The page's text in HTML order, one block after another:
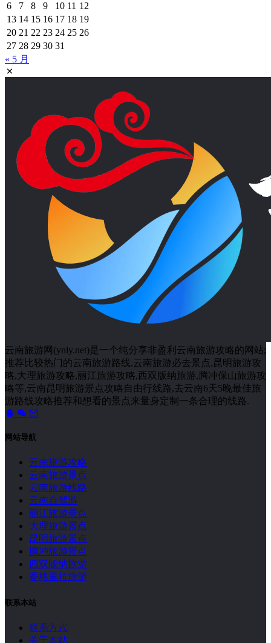
6
7 8 9 10 11 12
13 14 15 16 17 18 19
20 21 22 23 24 25 26
27 28 29 30 31
« 5 月
云南旅游网(ynly.net)是一个纯分享非盈利云南旅游攻略的网站;
推荐比较热门的云南旅游路线,云南旅游必去景点,昆明旅游攻
略,大理旅游攻略,丽江旅游攻略,西双版纳旅游,腾冲保山旅游攻
略等,云南昆明旅游景点攻略自由行线路,去云南6天5晚最佳旅
游路线攻略推荐和想看的景点来量身定制一条合理的线路.
网站导航
云南旅游攻略
云南旅游景点
云南旅游线路
云南自驾游
丽江旅游景点
大理旅游景点
昆明旅游景点
腾冲旅游景点
西双版纳旅游
香格里拉旅游
联系本站
联系方式
关于本站